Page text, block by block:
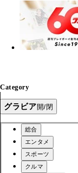
Category
グラビア開/閉
総合
エンタメ
スポーツ
クルマ